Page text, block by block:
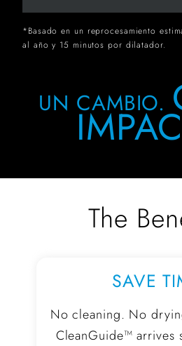
*Basado en un reprocesamiento
al año y 15 minutos por dilatador.
UN CAMBIO.
The
SAVE
No cleaning. No
CleanGuide™ arrives